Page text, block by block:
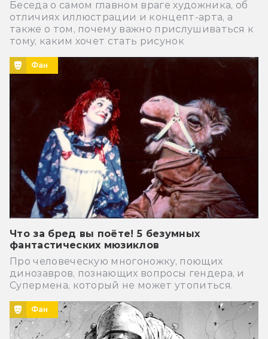
Беседа о самом главном враге художника, об
отличиях иллюстрации и концепт-арта, а
также о том, почему важно прислушиваться к
тому, каким хочет стать рисунок
Фан
Что за бред вы поёте! 5 безумных
фантастических мюзиклов
Про человеческую многоножку, поющих
динозавров, познающих вопросы гендера, и
Супермена, который не может утопиться.
Фан